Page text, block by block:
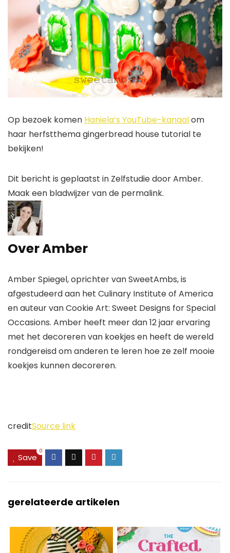
Op bezoek komen Haniela’s YouTube-kanaalom
haar herfstthema gingerbread house tutorial te
bekijken!
Dit bericht is geplaatst in Zelfstudie door Amber.
Maak een bladwijzer van de permalink.
Over Amber
Amber Spiegel, oprichter van SweetAmbs, is
afgestudeerd aan het Culinary Institute of America
en auteur van Cookie Art: Sweet Designs for Special
Occasions. Amber heeft meer dan 12 jaar ervaring
met het decoreren van koekjes en heeft de wereld
rondgereisd om anderen te leren hoe ze zelf mooie
koekjes kunnen decoreren.
creditSource link
Save
0
gerelateerde artikelen